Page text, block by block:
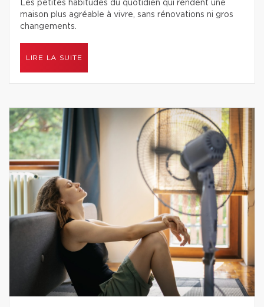
Les petites habitudes du quotidien qui rendent une
maison plus agréable à vivre, sans rénovations ni gros
changements.
LIRE LA SUITE